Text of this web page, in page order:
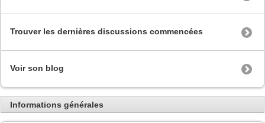
Trouver les dernières discussions commencées
Voir son blog
Informations générales